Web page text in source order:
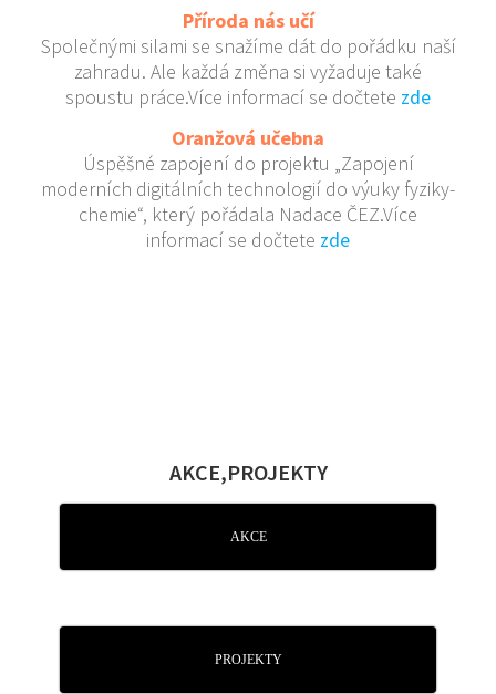
Příroda nás učí
Společnými silami se snažíme dát do pořádku naší
zahradu. Ale každá změna si vyžaduje také
spoustu práce.Více informací se dočtete zde
Oranžová učebna
Úspěšné zapojení do projektu „Zapojení
moderních digitálních technologií do výuky fyziky-
chemie“, který pořádala Nadace ČEZ.Více
informací se dočtete zde
AKCE,PROJEKTY
AKCE
PROJEKTY